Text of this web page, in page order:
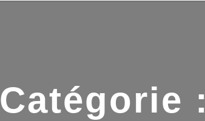
Catégorie :